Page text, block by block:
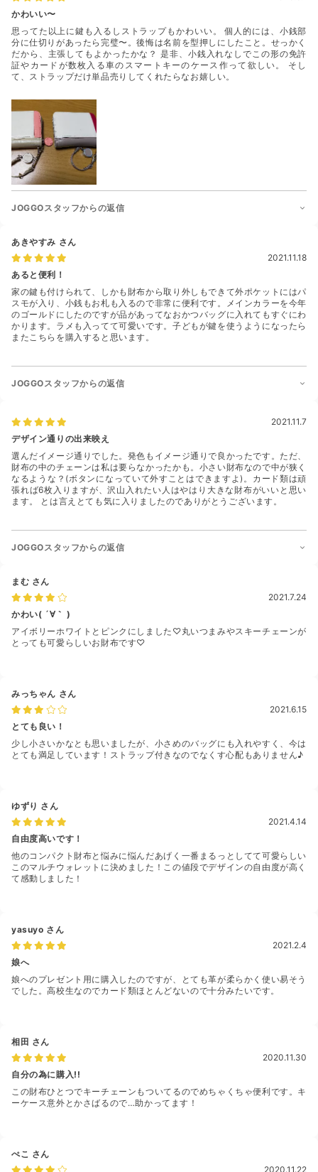
かわいい〜
思ってた以上に鍵も入るしストラップもかわいい。 個人的には、小銭部
分に仕切りがあったら完璧〜。後悔は名前を型押しにしたこと。せっかく
だから、主張してもよかったかな？ 是非、小銭入れなしでこの形の免許
証やカードが数枚入る車のスマートキーのケース作って欲しい。 そし
て、ストラップだけ単品売りしてくれたらなお嬉しい。
JOGGOスタッフからの返信
あきやすみ さん
2021.11.18
あると便利！
家の鍵も付けられて、しかも財布から取り外しもできて外ポケットにはパ
スモが入り、小銭もお札も入るので非常に便利です。メインカラーを今年
のゴールドにしたのですが品があってなおかつバッグに入れてもすぐにわ
かります。ラメも入ってて可愛いです。子どもが鍵を使うようになったら
またこちらを購入すると思います。
JOGGOスタッフからの返信
2021.11.7
デザイン通りの出来映え
選んだイメージ通りでした。発色もイメージ通りで良かったです。ただ、
財布の中のチェーンは私は要らなかったかも。小さい財布なので中が狭く
なるような？(ボタンになっていて外すことはできますよ)。カード類は頑
張れば6枚入りますが、沢山入れたい人はやはり大きな財布がいいと思い
ます。 とは言えとても気に入りましたのでありがとうございます。
JOGGOスタッフからの返信
まむ さん
2021.7.24
かわい( ´∀｀ )
アイボリーホワイトとピンクにしました♡丸いつまみやスキーチェーンが
とっても可愛らしいお財布です♡
みっちゃん さん
2021.6.15
とても良い！
少し小さいかなとも思いましたが、小さめのバッグにも入れやすく、今は
とても満足しています！ストラップ付きなのでなくす心配もありません♪
ゆずり さん
2021.4.14
自由度高いです！
他のコンパクト財布と悩みに悩んだあげく一番まるっとしてて可愛らしい
このマルチウォレットに決めました！この値段でデザインの自由度が高く
て感動しました！
yasuyo さん
2021.2.4
娘へ
娘へのプレゼント用に購入したのですが、とても革が柔らかく使い易そう
でした。高校生なのでカード類ほとんどないので十分みたいです。
相田 さん
2020.11.30
自分の為に購入!!
この財布ひとつでキーチェーンもついてるのでめちゃくちゃ便利です。キ
ーケース意外とかさばるので…助かってます！
ぺこ さん
2020.11.22